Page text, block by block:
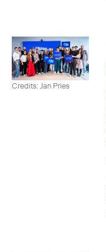
Credits: Jan Pries